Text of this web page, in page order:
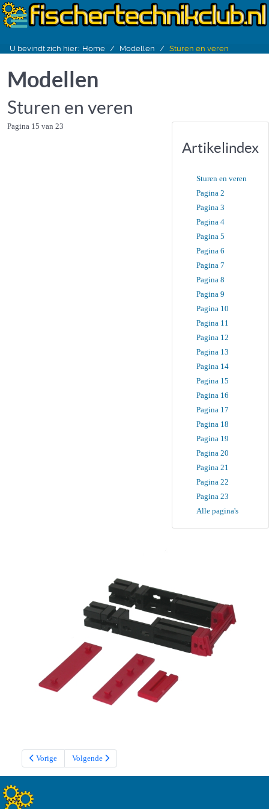
U bevindt zich hier: Home Modellen Sturen en veren
Modellen
Sturen en veren
Artikelindex
Sturen en veren
Pagina 2
Pagina 3
Pagina 4
Pagina 5
Pagina 6
Pagina 7
Pagina 8
Pagina 9
Pagina 10
Pagina 11
Pagina 12
Pagina 13
Pagina 14
Pagina 15
Pagina 16
Pagina 17
Pagina 18
Pagina 19
Pagina 20
Pagina 21
Pagina 22
Pagina 23
Alle pagina's
Pagina 15 van 23
Vorige Volgende